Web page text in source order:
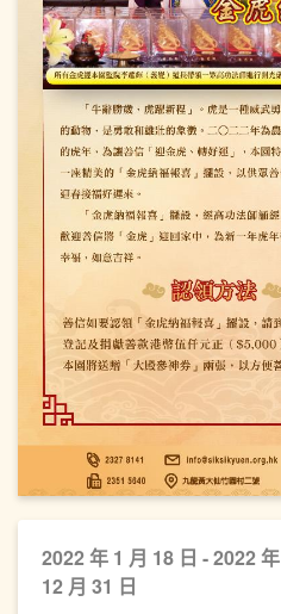
2022 年 1 月 18 日 - 2022 年
12 月 31 日